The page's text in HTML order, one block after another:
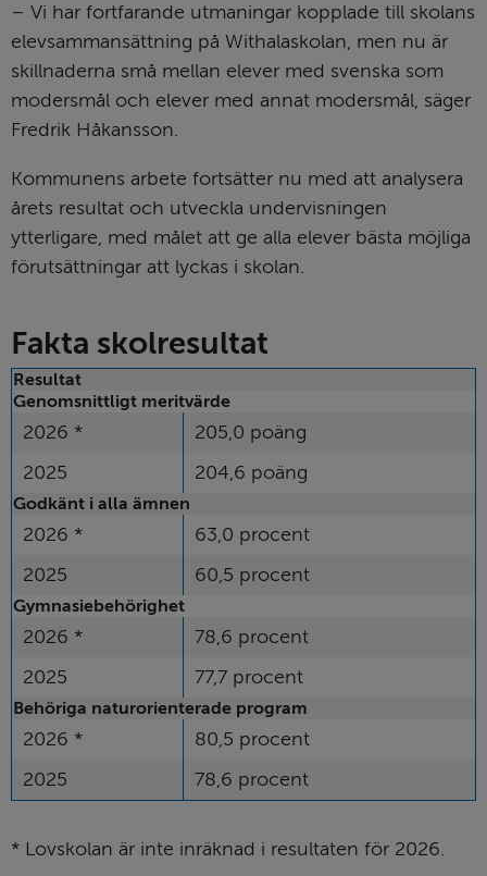
– Vi har fortfarande utmaningar kopplade till skolans
elevsammansättning på Withalaskolan, men nu är
skillnaderna små mellan elever med svenska som
modersmål och elever med annat modersmål, säger
Fredrik Håkansson.
Kommunens arbete fortsätter nu med att analysera
årets resultat och utveckla undervisningen
ytterligare, med målet att ge alla elever bästa möjliga
förutsättningar att lyckas i skolan.
Fakta skolresultat
Fakta skolresultat
Resultat
Genomsnittligt meritvärde
2026 *
205,0 poäng
2025
204,6 poäng
Godkänt i alla ämnen
2026 *
63,0 procent
2025
60,5 procent
Gymnasiebehörighet
2026 *
78,6 procent
2025
77,7 procent
Behöriga naturorienterade program
2026 *
80,5 procent
2025
78,6 procent
* Lovskolan är inte inräknad i resultaten för 2026.